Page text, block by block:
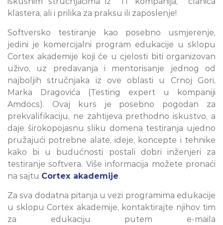
klastera, ali i prilika za praksu ili zaposlenje!
Softversko testiranje kao posebno usmjerenje,
jedini je komercijalni program edukacije u sklopu
Cortex akademije koji će u cjelosti biti organizovan
uživo, uz predavanja i mentorisanje jednog od
najboljih stručnjaka iz ove oblasti u Crnoj Gori,
Marka Dragovića (Testing expert u kompaniji
Amdocs). Ovaj kurs je posebno pogodan za
prekvalifikaciju, ne zahtijeva prethodno iskustvo, a
daje širokopojasnu sliku domena testiranja ujedno
pružajući potrebne alate, ideje, koncepte i tehnike
kako bi u budućnosti postali dobri inženjeri za
testiranje softvera. Više informacija možete pronaći
na sajtu Cortex akademije.
Za sva dodatna pitanja u vezi programima edukacije
u sklopu Cortex akademije, kontaktirajte njihov tim
za edukaciju putem e-maila